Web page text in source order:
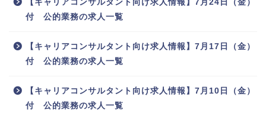
【キャリアコンサルタント向け求人情報】7月24日（金）
付 公的業務の求人一覧
【キャリアコンサルタント向け求人情報】7月17日（金）
付 公的業務の求人一覧
【キャリアコンサルタント向け求人情報】7月10日（金）
付 公的業務の求人一覧